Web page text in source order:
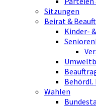
Sitzungen
Beirat &
Kinder-
Wahlen